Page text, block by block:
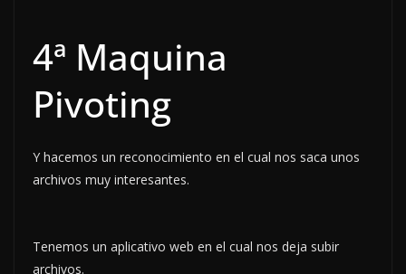
4ª Maquina
Pivoting
Y hacemos un reconocimiento en el cual nos saca unos
archivos muy interesantes.
Tenemos un aplicativo web en el cual nos deja subir
archivos.